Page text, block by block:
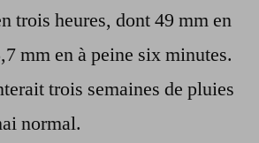
trois heures, dont 49 mm en
mm en à peine six minutes.
trois semaines de pluies
normal.